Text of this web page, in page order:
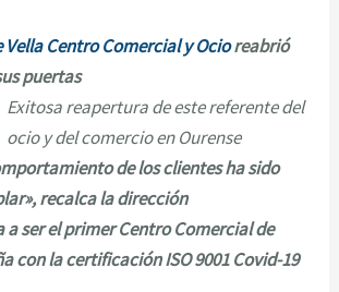
Vella Centro Comercial y Ocioreabrió
puertas
Exitosa reapertura de este referente del
ocio y del comercio en Ourense
de los clientes ha sido
recalca la dirección
a ser el primer Centro Comercial de
con la certificación ISO 9001 Covid-19